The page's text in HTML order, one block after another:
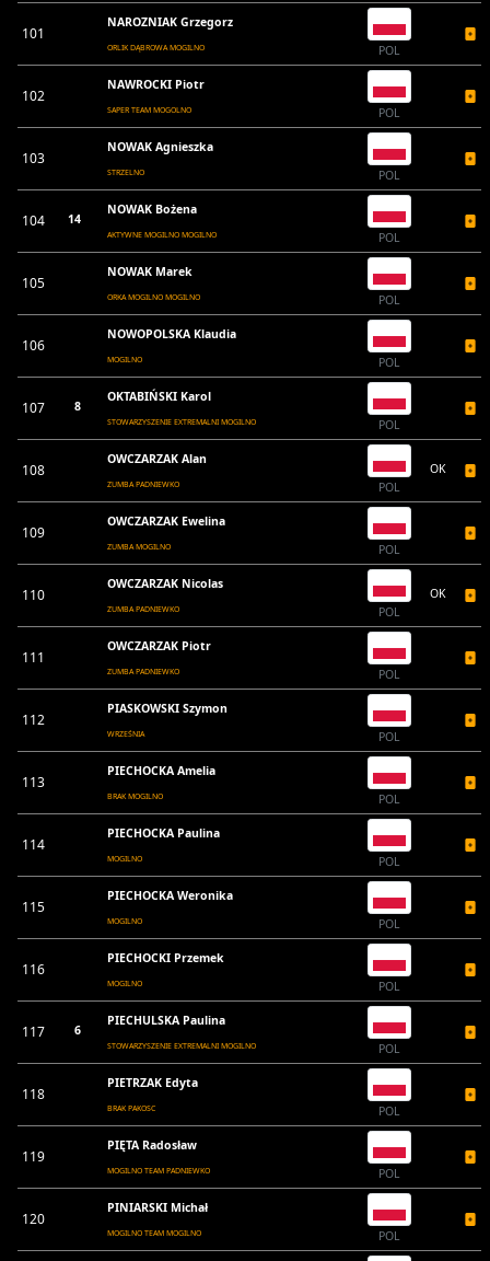
101
NAROZNIAK Grzegorz
ORLIK DĄBROWA MOGILNO POL
102
NAWROCKI Piotr
SAPER TEAM MOGOLNO POL
103
NOWAK Agnieszka
STRZELNO POL
104 14
NOWAK Bożena
AKTYWNE MOGILNO MOGILNO POL
105
NOWAK Marek
ORKA MOGILNO MOGILNO POL
106
NOWOPOLSKA Klaudia
MOGILNO POL
107 8
OKTABIŃSKI Karol
STOWARZYSZENIE EXTREMALNI MOGILNO POL
108
OWCZARZAK Alan
ZUMBA PADNIEWKO POL
OK
109
OWCZARZAK Ewelina
ZUMBA MOGILNO POL
110
OWCZARZAK Nicolas
ZUMBA PADNIEWKO POL
OK
111
OWCZARZAK Piotr
ZUMBA PADNIEWKO POL
112
PIASKOWSKI Szymon
WRZEŚNIA POL
113
PIECHOCKA Amelia
BRAK MOGILNO POL
114
PIECHOCKA Paulina
MOGILNO POL
115
PIECHOCKA Weronika
MOGILNO POL
116
PIECHOCKI Przemek
MOGILNO POL
117 6
PIECHULSKA Paulina
STOWARZYSZENIE EXTREMALNI MOGILNO POL
118
PIETRZAK Edyta
BRAK PAKOSC POL
119
PIĘTA Radosław
MOGILNO TEAM PADNIEWKO POL
120
PINIARSKI Michał
MOGILNO TEAM MOGILNO POL